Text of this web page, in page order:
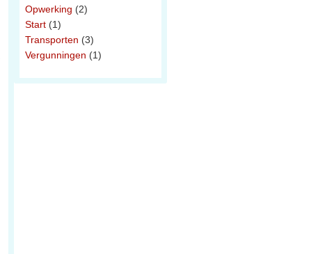
Opwerking (2)
Start (1)
Transporten (3)
Vergunningen (1)